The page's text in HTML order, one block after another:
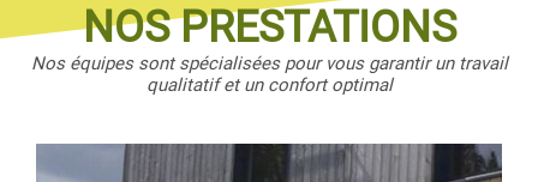
NOS PRESTATIONS
Nos équipes sont spécialisées pour vous garantir un travail
qualitatif et un confort optimal